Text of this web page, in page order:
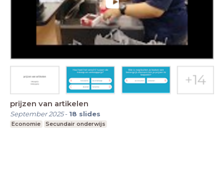
prijzen van artikelen
September 2025- 18 slides
Economie Secundair onderwijs